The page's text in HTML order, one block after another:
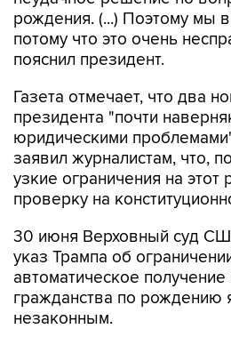
рождения. (...) Поэтому мы
потому что это очень
пояснил президент.
Газета отмечает, что два
президента "почти
юридическими
заявил журналистам, что,
узкие ограничения на этот
проверку на
30 июня Верховный суд
указ Трампа об
автоматическое
гражданства по рождению
незаконным.